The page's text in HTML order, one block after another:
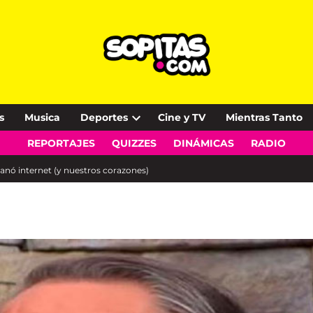
Musica Deportes
Open
dropdown
Cine y TV Mientras Tanto
REPORTAJES QUIZZES DINÁMICAS RADIO
internet (y nuestros corazones)